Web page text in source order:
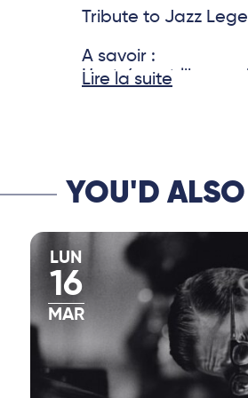
Tribute to Jazz
A savoir :
L’entrée est libre
Lire la suite
YOU'D
LUN
16
MAR